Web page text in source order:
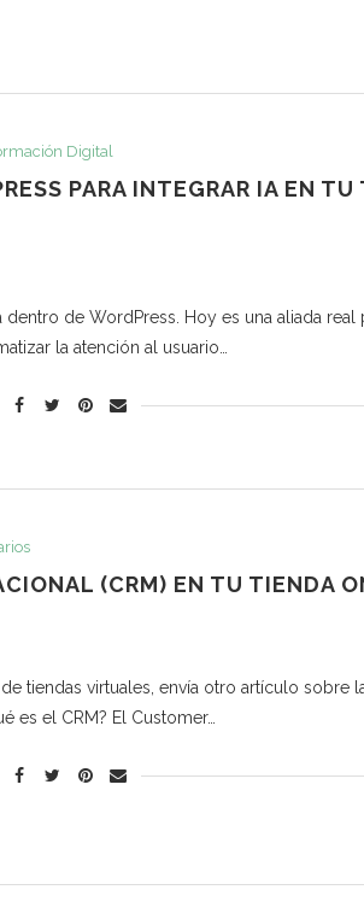
Digital
PARA INTEGRAR IA EN TU
de WordPress. Hoy es una aliada real
la atención al usuario…
(CRM) EN TU TIENDA
tiendas virtuales, envía otro artículo sobre
es el CRM? El Customer…